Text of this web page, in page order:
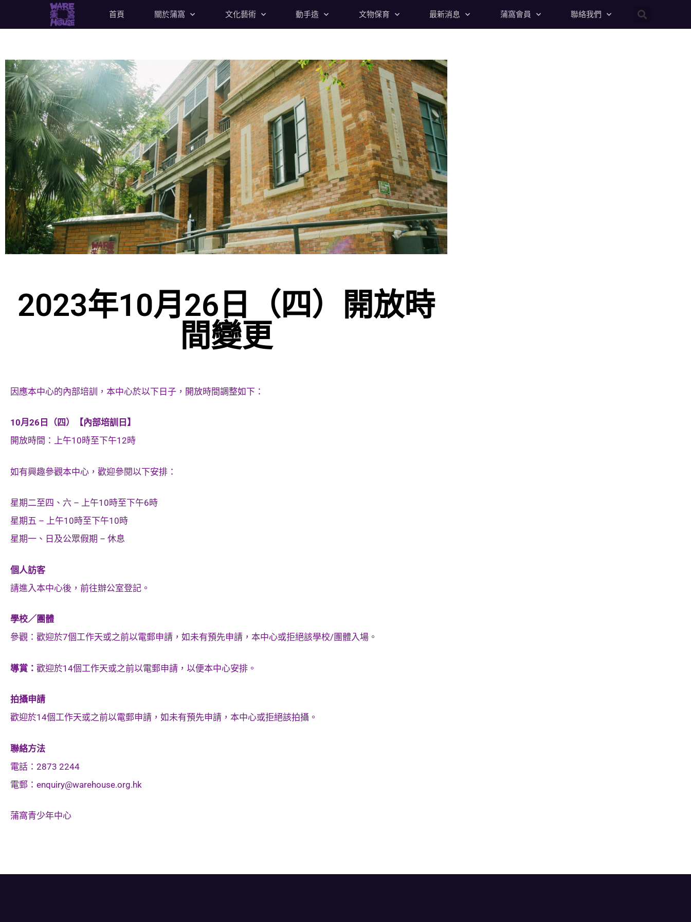
首頁 關於蒲窩 文化藝術 動手造 文物保育 最新消息 蒲窩會員 聯絡我們
2023年10月26日（四）開放時
間變更
因應本中心的內部培訓，本中心於以下日子，開放時間調整如下：
10月26日（四）【內部培訓日】
開放時間：上午10時至下午12時
如有興趣參觀本中心，歡迎參閱以下安排：
星期二至四、六 – 上午10時至下午6時
星期五 – 上午10時至下午10時
星期一、日及公眾假期 – 休息
個人訪客
請進入本中心後，前往辦公室登記。
學校／團體
參觀：歡迎於7個工作天或之前以電郵申請，如未有預先申請，本中心或拒絕該學校/團體入場。
導賞： 歡迎於14個工作天或之前以電郵申請，以便本中心安排。
拍攝申請
歡迎於14個工作天或之前以電郵申請，如未有預先申請，本中心或拒絕該拍攝。
聯絡方法
電話：2873 2244
電郵： enquiry@warehouse.org.hk
蒲窩青少年中心